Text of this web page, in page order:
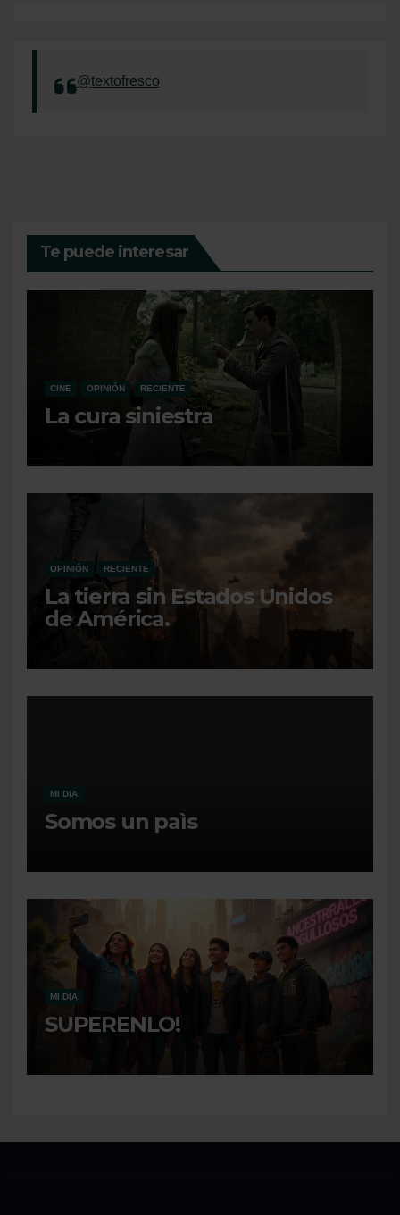
@textofresco
Te puede interesar
CINE OPINIÓN RECIENTE
La cura siniestra
OPINIÓN RECIENTE
La tierra sin Estados Unidos
de América.
MI DIA
Somos un paìs
MI DIA
SUPERENLO!